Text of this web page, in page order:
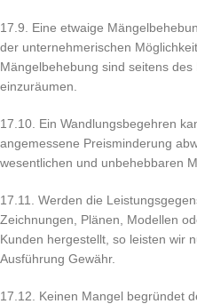
17.9. Eine etwaige
der unternehmerischen
Mängelbehebung sind seitens
einzuräumen.
17.10. Ein Wandlungsbegehren
angemessene Preisminderung
wesentlichen und unbehebbaren
17.11. Werden die
Zeichnungen, Plänen, Modellen
Kunden hergestellt, so leisten wir
Ausführung Gewähr.
17.12. Keinen Mangel begründet